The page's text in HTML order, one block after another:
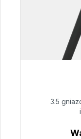
Gotowy
3.5